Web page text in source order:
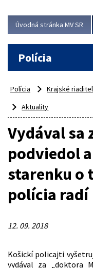
Úvodná stránka MV SR
Polícia
Polícia Krajské
Aktuality
Vydával sa
podviedol
starenku o
polícia radí
12. 09. 2018
Košickí policajti
vydával za „doktora